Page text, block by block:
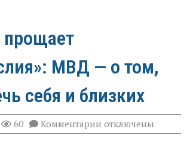
МВД — о том,
себя и близких
60 Комментарии к
записи
отключены